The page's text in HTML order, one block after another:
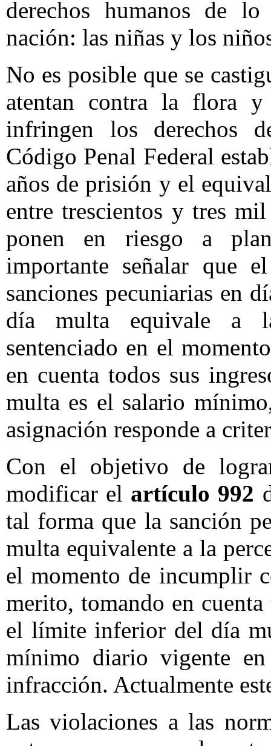
derechos humanos de
nación: las niñas y los
No es posible que se
atentan contra la flora y
infringen los derechos
Código Penal Federal
años de prisión y el
entre trescientos y tres
ponen en riesgo a
importante señalar que
sanciones pecuniarias en
día multa equivale a
sentenciado en el
en cuenta todos sus
multa es el salario
asignación responde a
Con el objetivo de
modificar el artículo 992
tal forma que la sanción
multa equivalente a la
el momento de incumplir
merito, tomando en
el límite inferior del día
mínimo diario vigente
infracción. Actualmente
Las violaciones a las